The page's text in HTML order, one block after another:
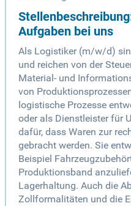
Aufgaben bei uns
Als Logistiker (m/w/d)
und reichen von der
Material- und
von
logistische Prozesse
oder als Dienstleister für
dafür, dass Waren zur
gebracht werden. Sie
Beispiel
Produktionsband
Lagerhaltung. Auch die
Zollformalitäten und die